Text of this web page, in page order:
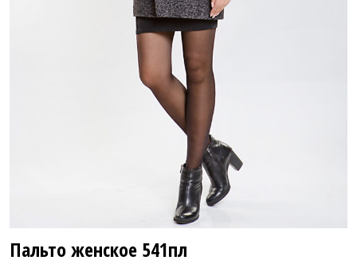
Пальто женское 541пл